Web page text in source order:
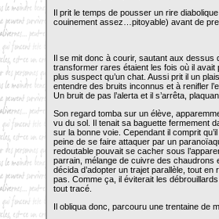
Il prit le temps de pousser un rire
couinement assez…pitoyable) avant de
Il se mit donc à courir, sautant aux dessus
transformer rares étaient les fois où il
plus suspect qu’un chat. Aussi prit il un
entendre des bruits inconnus et à renifler
Un bruit de pas l’alerta et il s’arrêta,
Son regard tomba sur un élève,
vu du sol. Il tenait sa baguette fermement
sur la bonne voie. Cependant il comprit
peine de se faire attaquer par un
redoutable pouvait se cacher sous
parrain, mélange de cuivre des chaudrons
décida d’adopter un trajet parallèle, tout en
pas. Comme ça, il éviterait les
tout tracé.
Il obliqua donc, parcouru une trentaine de